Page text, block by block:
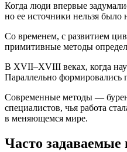
Когда люди впервые
но ее источники нельзя было
Со временем, с развитием
примитивные методы
В XVII–XVIII веках, когда
Параллельно формировались
Современные методы —
специалистов, чья работа
в меняющемся мире.
Часто задаваемые